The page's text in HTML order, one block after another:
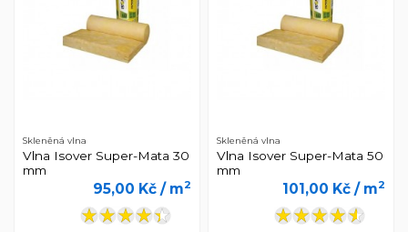
Skleněná vlna
Vlna Isover Super-Mata 30
mm
95,00 Kč / m2
Skleněná vlna
Vlna Isover Super-Mata 50
mm
101,00 Kč / m2